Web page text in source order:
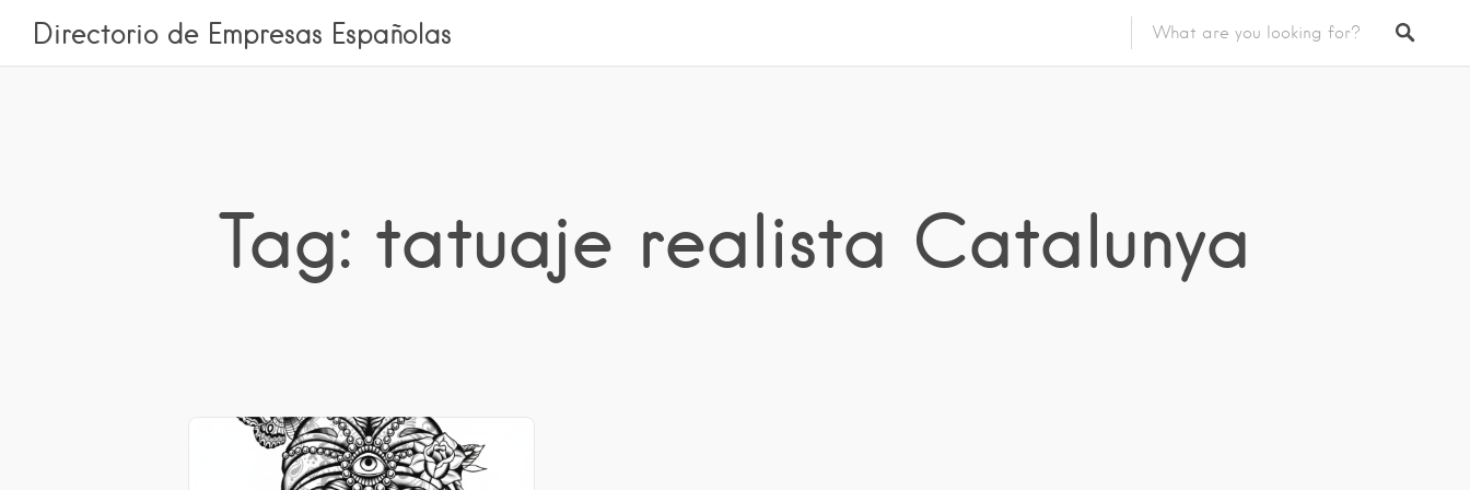
Directorio de Empresas Españolas
Tag: tatuaje realista Catalunya